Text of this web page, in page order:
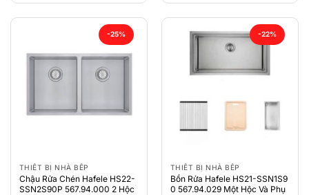
-25%
THIẾT BỊ NHÀ BẾP
Chậu Rửa Chén Hafele HS22-
SSN2S90P 567.94.000 2 Hộc
-22%
THIẾT BỊ NHÀ BẾP
Bồn Rửa Hafele HS21-SSN1S9
0 567.94.029 Một Hộc Và Phụ